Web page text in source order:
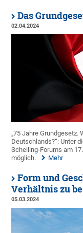
Das
02.04.2024
„75 Jahre
Deutschlands?“: Unter
Schelling-Forums am
möglich.
Mehr
Form und
Verhältnis zu
05.03.2024